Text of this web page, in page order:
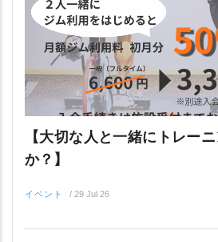
【大切な人と一緒にトレー
か？】
イベント / 29 Jul 26